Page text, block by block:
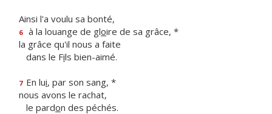
Ainsi l'a voulu sa bonté,
6 à la louange de gloire de sa grâce, *
la grâce qu'il nous a faite
dans le Fils bien-aimé.
7 En lui, par son sang, *
nous avons le rachat,
le pardon des péchés.